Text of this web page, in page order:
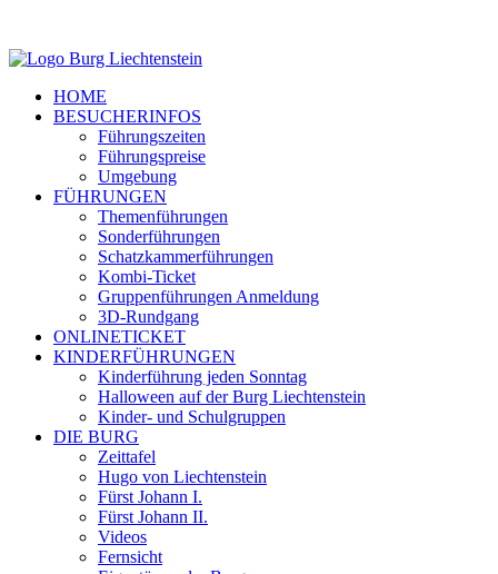
HOME
BESUCHERINFOS
Führungszeiten
Führungspreise
Umgebung
FÜHRUNGEN
Themenführungen
Sonderführungen
Schatzkammerführungen
Kombi-Ticket
Gruppenführungen Anmeldung
3D-Rundgang
ONLINETICKET
KINDERFÜHRUNGEN
Kinderführung jeden Sonntag
Halloween auf der Burg Liechtenstein
Kinder- und Schulgruppen
DIE BURG
Zeittafel
Hugo von Liechtenstein
Fürst Johann I.
Fürst Johann II.
Videos
Fernsicht